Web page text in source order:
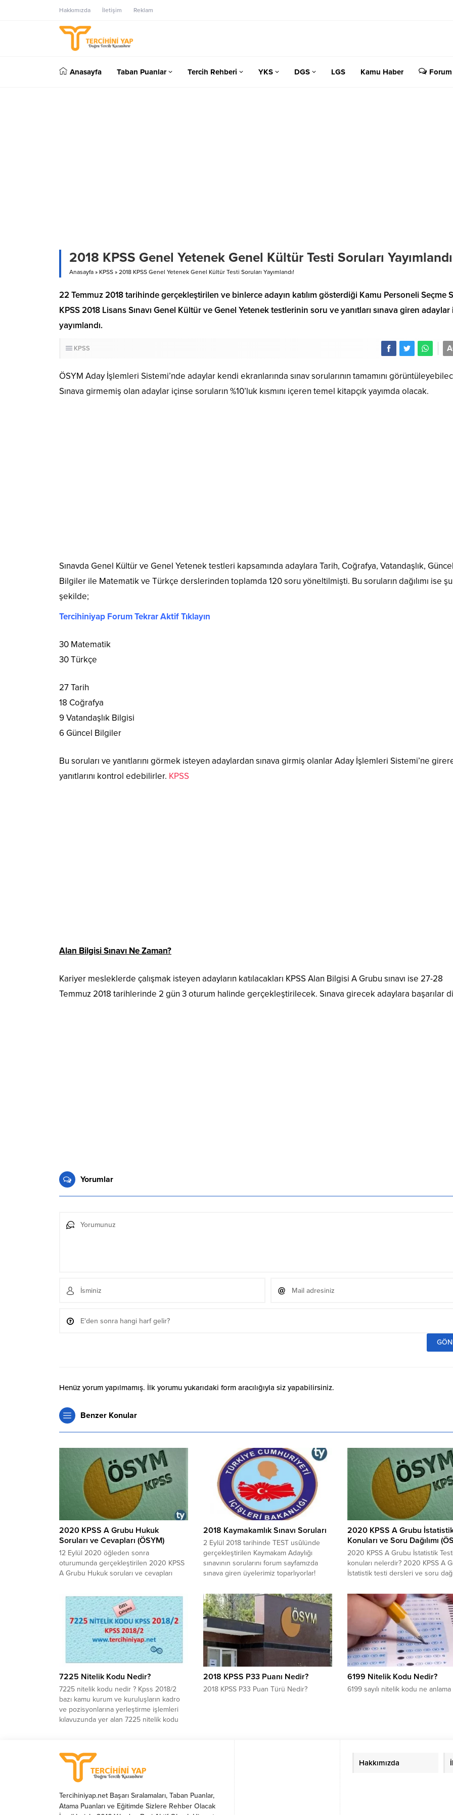
Hakkımızda İletişim Reklam
Anasayfa Taban Puanlar Tercih Rehberi YKS DGS LGS Kamu Haber Forum
2018 KPSS Genel Yetenek Genel Kültür Testi Soruları
Anasayfa » KPSS » 2018 KPSS Genel Yetenek Genel Kültür Testi Soruları Yayımlandı!
22 Temmuz 2018 tarihinde gerçekleştirilen ve binlerce adayın katılım gösterdiği Kamu Personeli Seçme
KPSS 2018 Lisans Sınavı Genel Kültür ve Genel Yetenek testlerinin soru ve yanıtları sınava giren adaylar
yayımlandı.
KPSS A
ÖSYM Aday İşlemleri Sistemi’nde adaylar kendi ekranlarında sınav sorularının tamamını
Sınava girmemiş olan adaylar içinse soruların %10’luk kısmını içeren temel kitapçık yayımda olacak.
Sınavda Genel Kültür ve Genel Yetenek testleri kapsamında adaylara Tarih, Coğrafya, Vatandaşlık, Güncel
Bilgiler ile Matematik ve Türkçe derslerinden toplamda 120 soru yöneltilmişti. Bu soruların dağılımı ise şu
şekilde;
Tercihiniyap Forum Tekrar Aktif Tıklayın
30 Matematik
30 Türkçe
27 Tarih
18 Coğrafya
9 Vatandaşlık Bilgisi
6 Güncel Bilgiler
Bu soruları ve yanıtlarını görmek isteyen adaylardan sınava girmiş olanlar Aday İşlemleri Sistemi’ne
yanıtlarını kontrol edebilirler. KPSS
Alan Bilgisi Sınavı Ne Zaman?
Kariyer mesleklerde çalışmak isteyen adayların katılacakları KPSS Alan Bilgisi A Grubu sınavı ise 27-28
Temmuz 2018 tarihlerinde 2 gün 3 oturum halinde gerçekleştirilecek. Sınava girecek adaylara başarılar
Yorumlar
Henüz yorum yapılmamış. İlk yorumu yukarıdaki form aracılığıyla siz yapabilirsiniz.
Benzer Konular
2020 KPSS A Grubu Hukuk
Soruları ve Cevapları (ÖSYM)
12 Eylül 2020 öğleden sonra
oturumunda gerçekleştirilen 2020 KPSS
A Grubu Hukuk soruları ve cevapları
ve yanıtları çalışmamızda bulabilirsiniz.
2018 Kaymakamlık Sınavı Soruları
2 Eylül 2018 tarihinde TEST usûlünde
gerçekleştirilen Kaymakam Adaylığı
sınavının sorularını forum sayfamızda
sınava giren üyelerimiz toparlıyorlar!
2020 KPSS A Grubu
Konuları ve Soru Dağılımı
2020 KPSS A Grubu İstatistik Testi
konuları nelerdir? 2020 KPSS A
İstatistik testi dersleri ve soru
hesaplanmaktadır? Detaylar
7225 Nitelik Kodu Nedir?
7225 nitelik kodu nedir ? Kpss 2018/2
bazı kamu kurum ve kuruluşların kadro
ve pozisyonlarına yerleştirme işlemleri
kılavuzunda yer alan 7225 nitelik kodu
bulabilirsiniz.
2018 KPSS P33 Puanı Nedir?
2018 KPSS P33 Puan Türü Nedir?
6199 Nitelik Kodu Nedir?
6199 sayılı nitelik kodu ne
Tercihiniyap.net Başarı Sıralamaları, Taban Puanlar,
Atama Puanları ve Eğitimde Sizlere Rehber Olacak
Hakkımızda